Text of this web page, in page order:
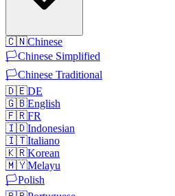
🇨🇳Chinese
🏳️Chinese Simplified
🏳️Chinese Traditional
🇩🇪DE
🇬🇧English
🇫🇷FR
🇮🇩Indonesian
🇮🇹Italiano
🇰🇷Korean
🇲🇾Melayu
🏳️Polish